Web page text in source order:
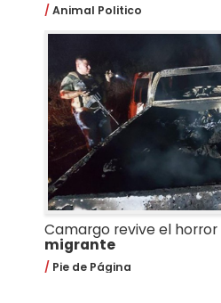
Animal Politico
Camargo revive el horror
migrante
Pie de Página